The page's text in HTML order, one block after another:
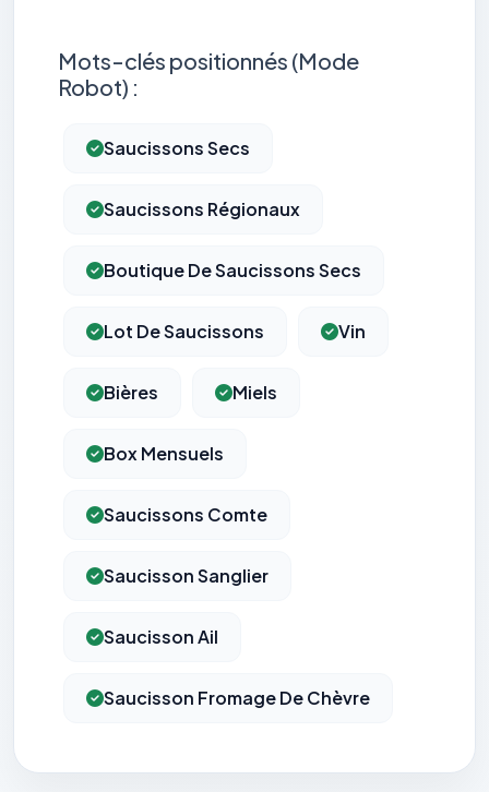
Mots-clés positionnés (Mode
Robot) :
Saucissons Secs
Saucissons Régionaux
Boutique De Saucissons Secs
Lot De Saucissons Vin
Bières Miels
Box Mensuels
Saucissons Comte
Saucisson Sanglier
Saucisson Ail
Saucisson Fromage De Chèvre